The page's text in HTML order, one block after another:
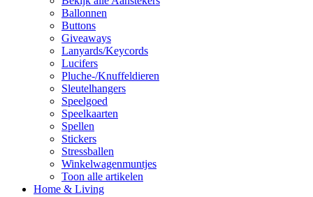
Ballonnen
Buttons
Giveaways
Lanyards/Keycords
Lucifers
Pluche-/Knuffeldieren
Sleutelhangers
Speelgoed
Speelkaarten
Spellen
Stickers
Stressballen
Winkelwagenmuntjes
Toon alle artikelen
Home & Living